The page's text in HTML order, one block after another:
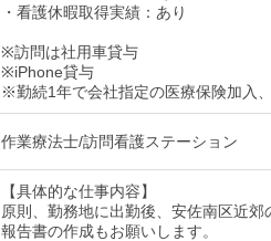
・看護休暇取得実績：あり
※訪問は社用車貸与
※iPhone貸与
※勤続1年で会社指定の医療保険加入
作業療法士/訪問看護ステーション
【具体的な仕事内容】
原則、勤務地に出勤後、安佐南区近郊
報告書の作成もお願いします。